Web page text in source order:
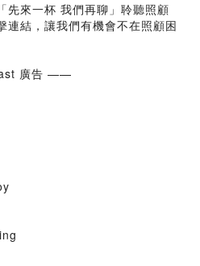
先來一杯 我們再聊」聆聽照顧
連結，讓我們有機會不在照顧困
廣告 ——